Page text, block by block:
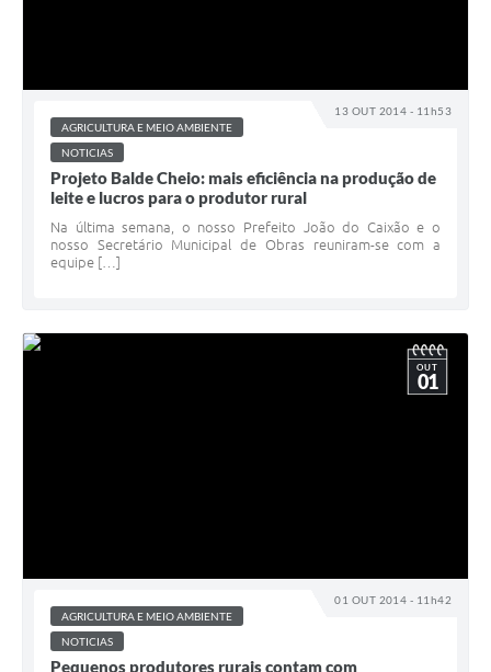
13 OUT 2014 - 11h53
AGRICULTURA E MEIO AMBIENTE
NOTICIAS
Projeto Balde Cheio: mais eficiência na produção de
leite e lucros para o produtor rural
Na última semana, o nosso Prefeito João do Caixão e o
nosso Secretário Municipal de Obras reuniram-se com a
equipe […]
01 OUT 2014 - 11h42
OUT
01
AGRICULTURA E MEIO AMBIENTE
NOTICIAS
Pequenos produtores rurais contam com